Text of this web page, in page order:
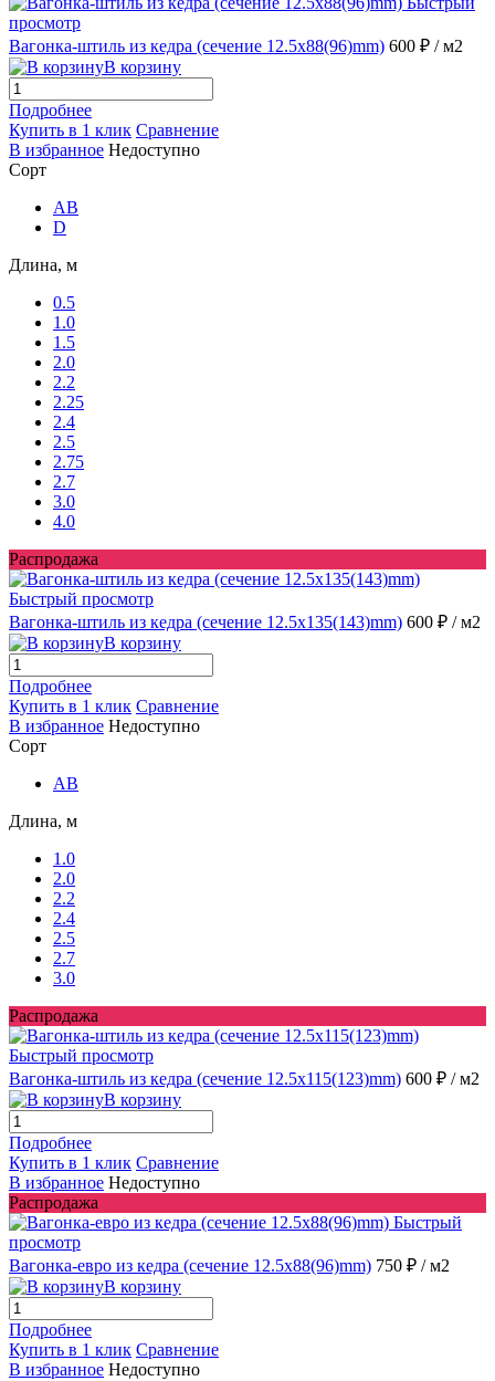
просмотр
Вагонка-штиль из кедра (сечение 12.5x88(96)mm) 600 ₽ / м2
В корзину
Подробнее
Купить в 1 клик Сравнение
В избранное Недоступно
Сорт
AB
D
Длина, м
0.5
1.0
1.5
2.0
2.2
2.25
2.4
2.5
2.75
2.7
3.0
4.0
Распродажа
Быстрый просмотр
Вагонка-штиль из кедра (сечение 12.5x135(143)mm) 600 ₽ / м2
В корзину
Подробнее
Купить в 1 клик Сравнение
В избранное Недоступно
Сорт
AB
Длина, м
1.0
2.0
2.2
2.4
2.5
2.7
3.0
Распродажа
Быстрый просмотр
Вагонка-штиль из кедра (сечение 12.5x115(123)mm) 600 ₽ / м2
В корзину
Подробнее
Купить в 1 клик Сравнение
В избранное Недоступно
Распродажа
Быстрый
просмотр
Вагонка-евро из кедра (сечение 12.5x88(96)mm) 750 ₽ / м2
В корзину
Подробнее
Купить в 1 клик Сравнение
В избранное Недоступно